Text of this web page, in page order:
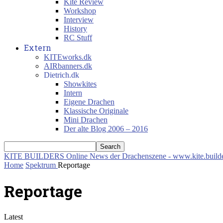
Kite Review
Workshop
Interview
History
RC Stuff
Extern
KITEworks.dk
AIRbanners.dk
Dietrich.dk
Showkites
Intern
Eigene Drachen
Klassische Originale
Mini Drachen
Der alte Blog 2006 – 2016
KITE BUILDERS Online News der Drachenszene -
Home Spektrum Reportage
Reportage
Latest